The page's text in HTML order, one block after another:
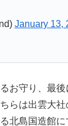
January 13,
お守り、最
らは出雲大
北島国造館に